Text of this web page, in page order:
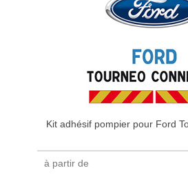
Kit adhésif pompier pour Ford
à partir de